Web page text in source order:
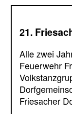
21.
Alle zwei
Feuerwehr
Friesacher